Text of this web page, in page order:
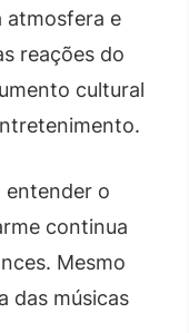
atmosfera e
reações do
cultural
entender o
continua
Mesmo
das músicas